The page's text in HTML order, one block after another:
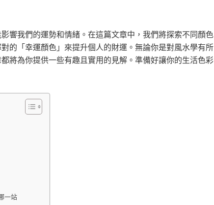
響我們的運勢和情緒。在這篇文章中，我們將探索不同顏色
的「幸運顏色」來提升個人的財運。無論你是對風水學有所
將為你提供一些有趣且實用的見解。準備好讓你的生活色彩
一站